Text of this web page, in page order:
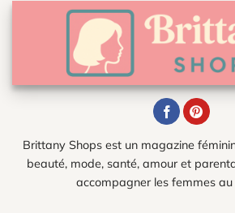
Brittany Shops est un magazine
beauté, mode, santé, amour et
accompagner les femmes au